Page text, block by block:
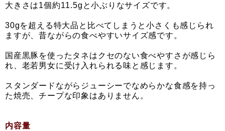
大きさは1個約11.5gと小ぶりなサイズです。
30gを超える特大品と比べてしまうと小さくも感じられ
ますが、昔ながらの食べやすいサイズ感です。
国産黒豚を使ったタネはクセのない食べやすさが感じら
れ、老若男女に受け入れられる味と感じます。
スタンダードながらジューシーでなめらかな食感を持っ
た焼売、チープな印象はありません。
内容量